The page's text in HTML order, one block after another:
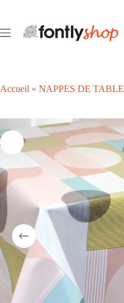
contenu
Accueil » NAPPES DE TABLE